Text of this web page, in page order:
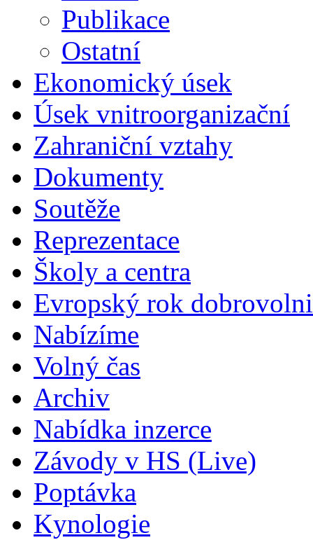
Publikace
Ostatní
Ekonomický úsek
Úsek vnitroorganizační
Zahraniční vztahy
Dokumenty
Soutěže
Reprezentace
Školy a centra
Evropský rok
Nabízíme
Volný čas
Archiv
Nabídka inzerce
Závody v HS (Live)
Poptávka
Kynologie